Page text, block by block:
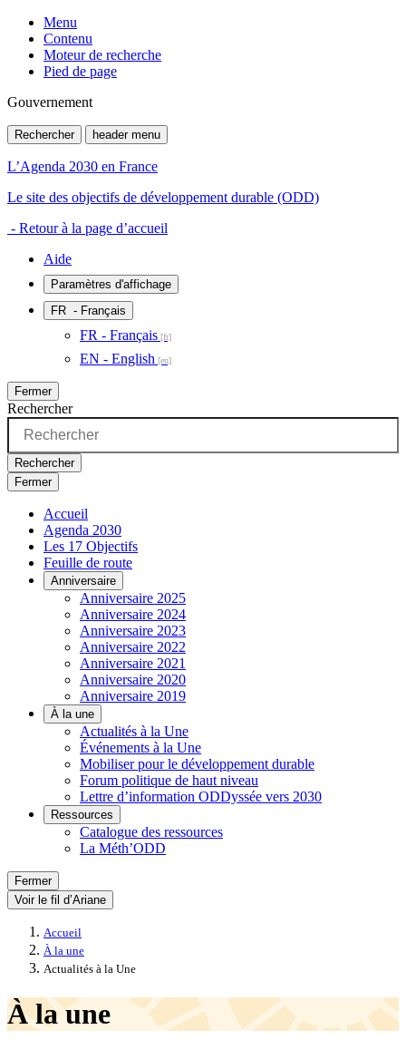
Menu
Contenu
Moteur de recherche
Pied de page
Gouvernement
Rechercher header menu
L’Agenda 2030 en France
Le site des objectifs de développement durable (ODD)
- Retour à la page d’accueil
Aide
Paramètres d'affichage
FR - Français
FR - Français
EN - English
Fermer
Rechercher
Rechercher
Fermer
Accueil
Agenda 2030
Les 17 Objectifs
Feuille de route
Anniversaire
Anniversaire 2025
Anniversaire 2024
Anniversaire 2023
Anniversaire 2022
Anniversaire 2021
Anniversaire 2020
Anniversaire 2019
À la une
Actualités à la Une
Événements à la Une
Mobiliser pour le développement durable
Forum politique de haut niveau
Lettre d’information ODDyssée vers 2030
Ressources
Catalogue des ressources
La Méth’ODD
Fermer
Voir le fil d’Ariane
Accueil
À la une
Actualités à la Une
À la une